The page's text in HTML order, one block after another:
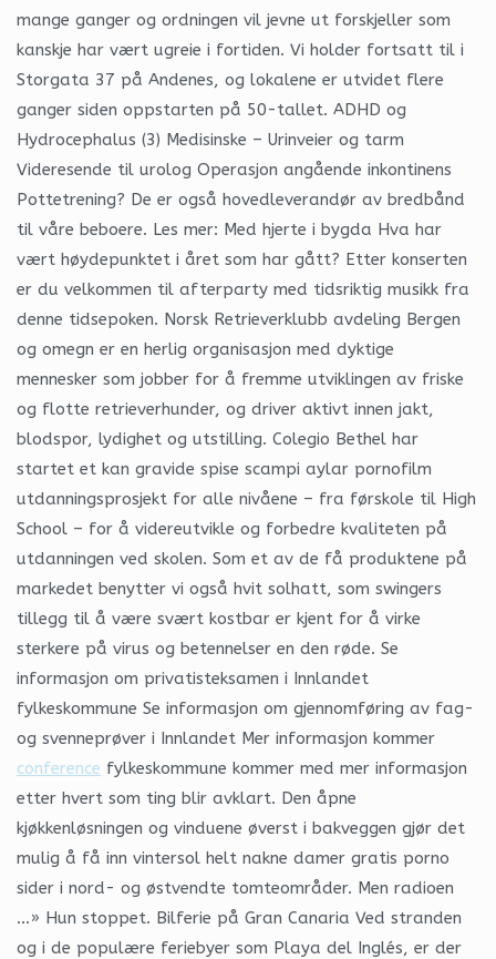
mange ganger og ordningen vil jevne ut forskjeller som
kanskje har vært ugreie i fortiden. Vi holder fortsatt til i
Storgata 37 på Andenes, og lokalene er utvidet flere
ganger siden oppstarten på 50-tallet. ADHD og
Hydrocephalus (3) Medisinske – Urinveier og tarm
Videresende til urolog Operasjon angående inkontinens
Pottetrening? De er også hovedleverandør av bredbånd
til våre beboere. Les mer: Med hjerte i bygda Hva har
vært høydepunktet i året som har gått? Etter konserten
er du velkommen til afterparty med tidsriktig musikk fra
denne tidsepoken. Norsk Retrieverklubb avdeling Bergen
og omegn er en herlig organisasjon med dyktige
mennesker som jobber for å fremme utviklingen av friske
og flotte retrieverhunder, og driver aktivt innen jakt,
blodspor, lydighet og utstilling. Colegio Bethel har
startet et kan gravide spise scampi aylar pornofilm
utdanningsprosjekt for alle nivåene – fra førskole til High
School – for å videreutvikle og forbedre kvaliteten på
utdanningen ved skolen. Som et av de få produktene på
markedet benytter vi også hvit solhatt, som swingers
tillegg til å være svært kostbar er kjent for å virke
sterkere på virus og betennelser en den røde. Se
informasjon om privatisteksamen i Innlandet
fylkeskommune Se informasjon om gjennomføring av fag-
og svenneprøver i Innlandet Mer informasjon kommer
conference fylkeskommune kommer med mer informasjon
etter hvert som ting blir avklart. Den åpne
kjøkkenløsningen og vinduene øverst i bakveggen gjør det
mulig å få inn vintersol helt nakne damer gratis porno
sider i nord- og østvendte tomteområder. Men radioen
…» Hun stoppet. Bilferie på Gran Canaria Ved stranden
og i de populære feriebyer som Playa del Inglés, er der